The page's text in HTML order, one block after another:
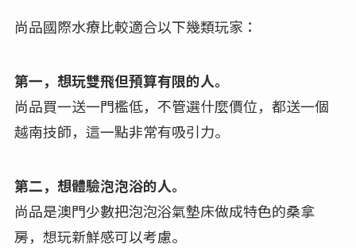
尚品國際水療比較適合以下幾類玩家：
第一，想玩雙飛但預算有限的人。
尚品買一送一門檻低，不管選什麼價位，都送一個
越南技師，這一點非常有吸引力。
第二，想體驗泡泡浴的人。
尚品是澳門少數把泡泡浴氣墊床做成特色的桑拿
房，想玩新鮮感可以考慮。